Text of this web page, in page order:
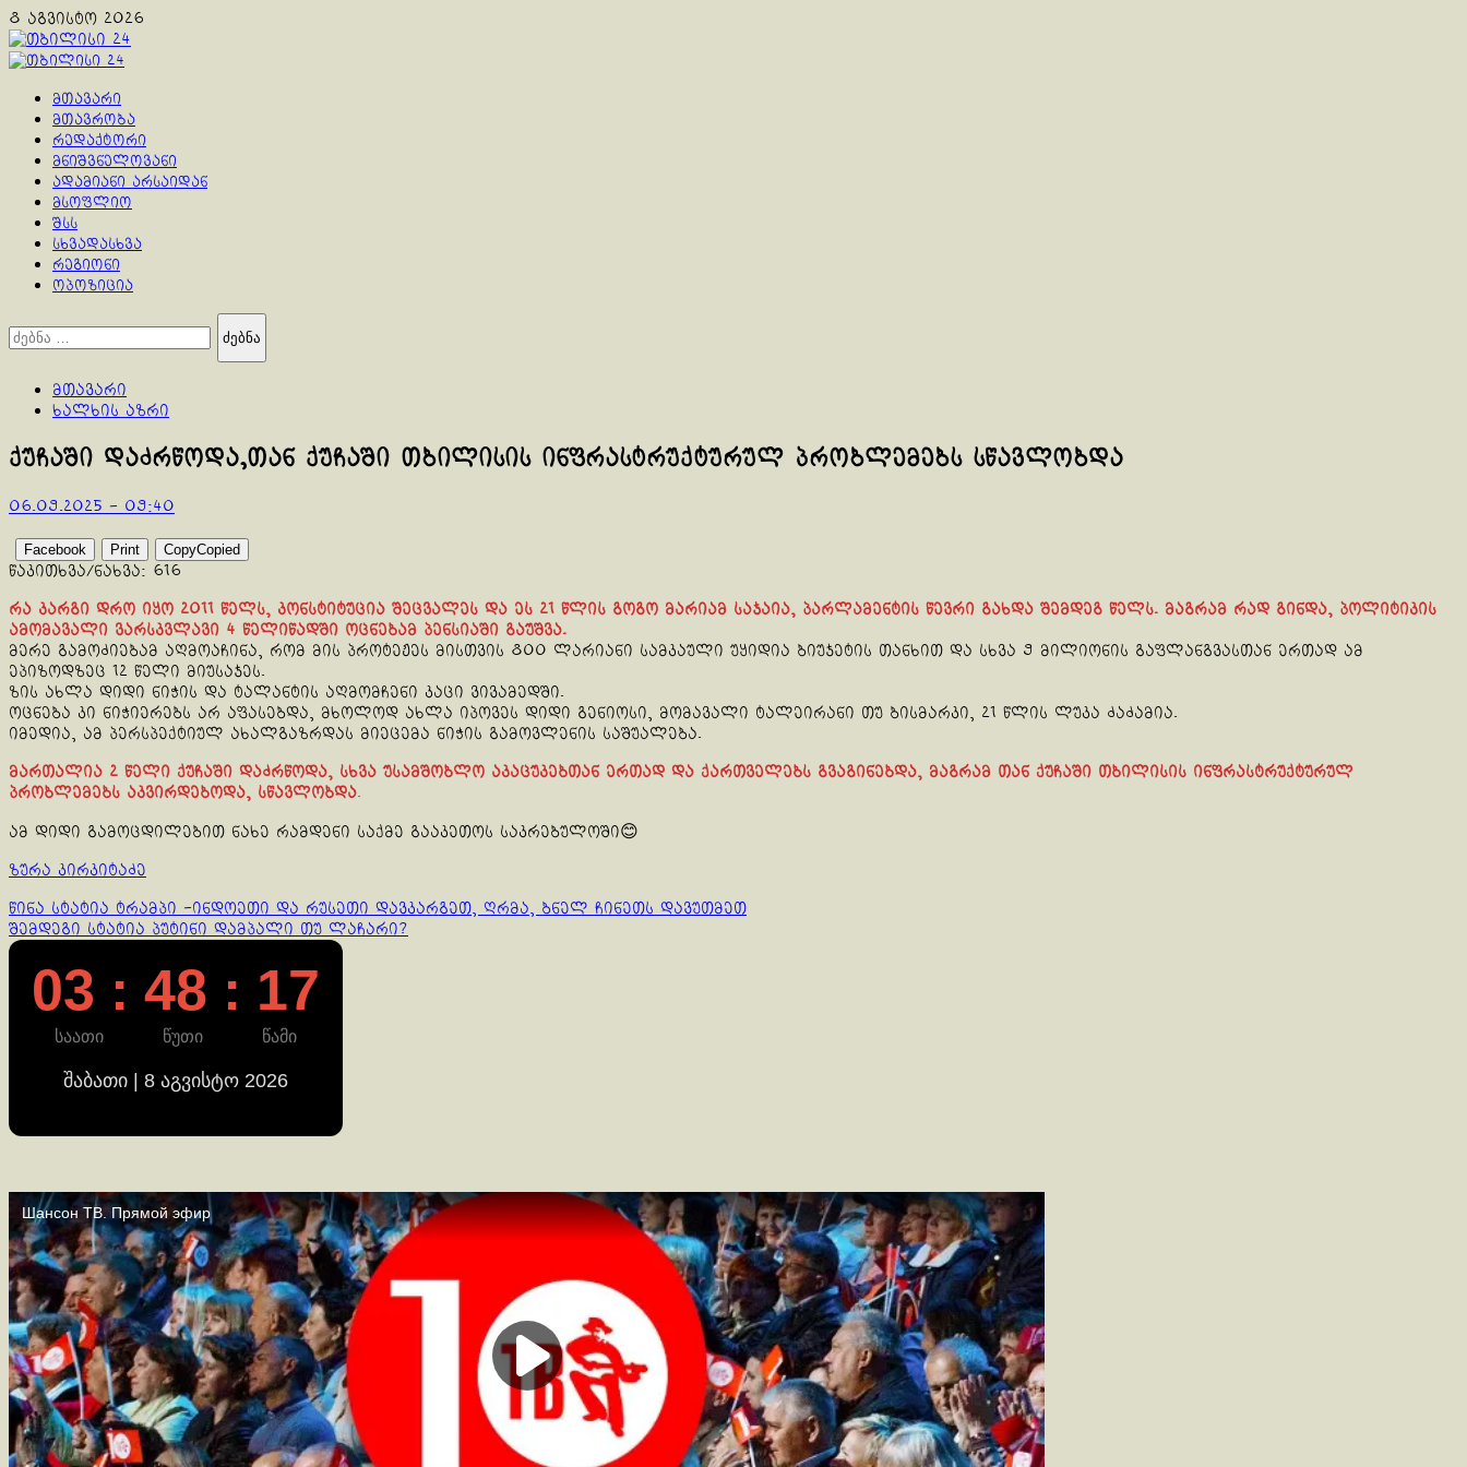
Skip
to
content
8 აგვისტო 2026
Primary
მთავარი
მთავრობა
რედაქტორი
მნიშვნელოვანი
ადამიანი არსაიდან
მსოფლიო
შსს
სხვადასხვა
რეგიონი
ოპოზიცია
ძებნა:
მთავარი
ხალხის აზრი
ქუჩაში დაძრწოდა,თან ქუჩაში თბილისის ინფრასტრუქტურულ პრობლემებს სწავლობდა
06.09.2025 - 09:40
Facebook Print CopyCopied
წაკითხვა/ნახვა: 616
რა კარგი დრო იყო 2011 წელს, კონსტიტუცია შეცვალეს და ეს 21 წლის გოგო მარიამ საჯაია, პარლამენტის წევრი გახდა შემდეგ წელს. მაგრამ რად გინდა, პოლიტიკის
ამომავალი ვარსკვლავი 4 წელიწადში ოცნებამ პენსიაში გაუშვა.
მერე გამოძიებამ აღმოაჩინა, რომ მის პროტეჟეს მისთვის 800 ლარიანი სამკაული უყიდია ბიუჯეტის თანხით და სხვა 9 მილიონის გაფლანგვასთან ერთად ამ
ეპიზოდზეც 12 წელი მიუსაჯეს.
ზის ახლა დიდი ნიჭის და ტალანტის აღმომჩენი კაცი ვივამედში.
ოცნება კი ნიჭიერებს არ აფასებდა, მხოლოდ ახლა იპოვეს დიდი გენიოსი, მომავალი ტალეირანი თუ ბისმარკი, 21 წლის ლუკა ძაძამია.
იმედია, ამ პერსპექტიულ ახალგაზრდას მიეცემა ნიჭის გამოვლენის საშუალება.
მართალია 2 წელი ქუჩაში დაძრწოდა, სხვა უსამშობლო აკაცუკებთან ერთად და ქართველებს გვაგინებდა, მაგრამ თან ქუჩაში თბილისის ინფრასტრუქტურულ
პრობლემებს აკვირდებოდა, სწავლობდა.
ამ დიდი გამოცდილებით ნახე რამდენი საქმე გააკეთოს საკრებულოში😊
ზურა კირკიტაძე
Continue
Reading
წინა სტატია ტრამპი -ინდოეთი და რუსეთი დავკარგეთ, ღრმა, ბნელ ჩინეთს დავუთმეთ
შემდეგი სტატია პუტინი დამპალი თუ ლაჩარი?
03 : 48 : 18
საათი წუთი წამი
შაბათი | 8 აგვისტო 2026